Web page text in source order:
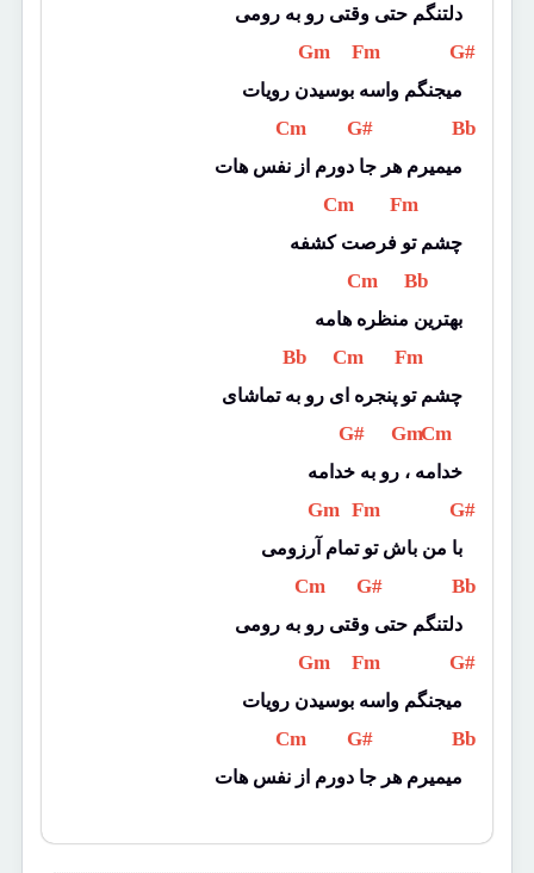
دلتنگم حتی وقتی رو به رومی
Gm Fm G#
میجنگم واسه بوسیدن رویات
Cm G# Bb
میمیرم هر جا دورم از نفس هات
Cm Fm
چشم تو فرصت کشفه
Cm Bb
بهترین منظره هامه
Bb Cm Fm
چشم تو پنجره ای رو به تماشای
G# Gm Cm
خدامه ، رو به خدامه
Gm Fm G#
با من باش تو تمام آرزومی
Cm G# Bb
دلتنگم حتی وقتی رو به رومی
Gm Fm G#
میجنگم واسه بوسیدن رویات
Cm G# Bb
میمیرم هر جا دورم از نفس هات